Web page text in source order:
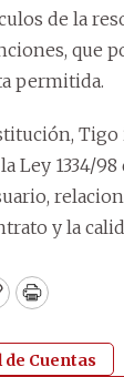
de la
que
permitida.
Ley 1334/98
y la
Print
Cuentas